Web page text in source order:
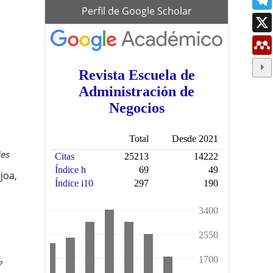
scholarPerfil de Google Scholar